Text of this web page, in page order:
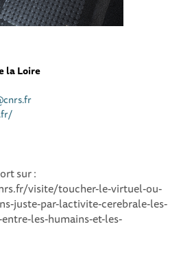
la Loire
sur :
visite/toucher-le-virtuel-ou-
juste-par-lactivite-cerebrale-les-
les-humains-et-les-